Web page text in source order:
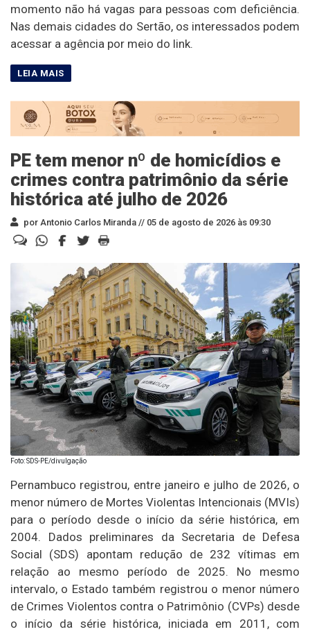
momento não há vagas para pessoas com deficiência.
Nas demais cidades do Sertão, os interessados podem
acessar a agência por meio do link.
PE tem menor nº de homicídios e
crimes contra patrimônio da série
histórica até julho de 2026
por Antonio Carlos Miranda // 05 de agosto de 2026 às 09:30
Foto: SDS-PE/divulgação
Pernambuco registrou, entre janeiro e julho de 2026, o
menor número de Mortes Violentas Intencionais (MVIs)
para o período desde o início da série histórica, em
2004. Dados preliminares da Secretaria de Defesa
Social (SDS) apontam redução de 232 vítimas em
relação ao mesmo período de 2025. No mesmo
intervalo, o Estado também registrou o menor número
de Crimes Violentos contra o Patrimônio (CVPs) desde
o início da série histórica, iniciada em 2011, com